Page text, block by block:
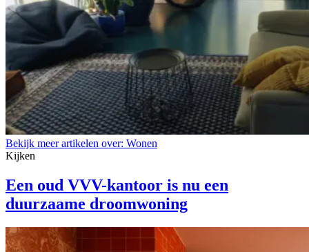
Bekijk meer artikelen over: Wonen
Kijken
Een oud VVV-kantoor is nu een
duurzaame droomwoning